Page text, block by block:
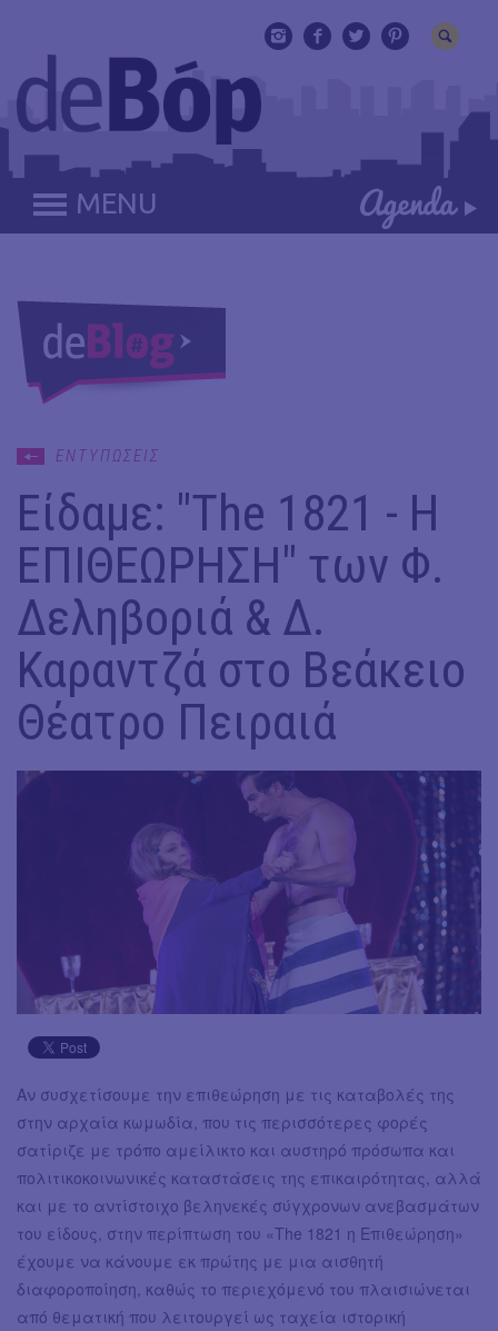
MENU
ΕΝΤΥΠΩΣΕΙΣ
Είδαμε: "Τhe 1821 - H
ΕΠΙΘΕΩΡΗΣΗ" των Φ.
Δεληβοριά & Δ.
Καραντζά στο Βεάκειο
Θέατρο Πειραιά
Αν συσχετίσουμε την επιθεώρηση με τις καταβολές της
στην αρχαία κωμωδία, που τις περισσότερες φορές
σατίριζε με τρόπο αμείλικτο και αυστηρό πρόσωπα και
πολιτικοκοινωνικές καταστάσεις της επικαιρότητας, αλλά
και με το αντίστοιχο βεληνεκές σύγχρονων ανεβασμάτων
του είδους, στην περίπτωση του «Τhe 1821 η Επιθεώρηση»
έχουμε να κάνουμε εκ πρώτης με μια αισθητή
διαφοροποίηση, καθώς το περιεχόμενό του πλαισιώνεται
από θεματική που λειτουργεί ως ταχεία ιστορική